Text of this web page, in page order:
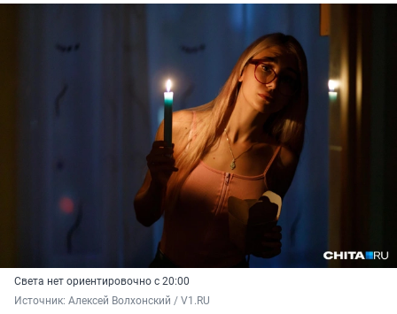
Света нет ориентировочно с 20:00
Источник: Алексей Волхонский / V1.RU